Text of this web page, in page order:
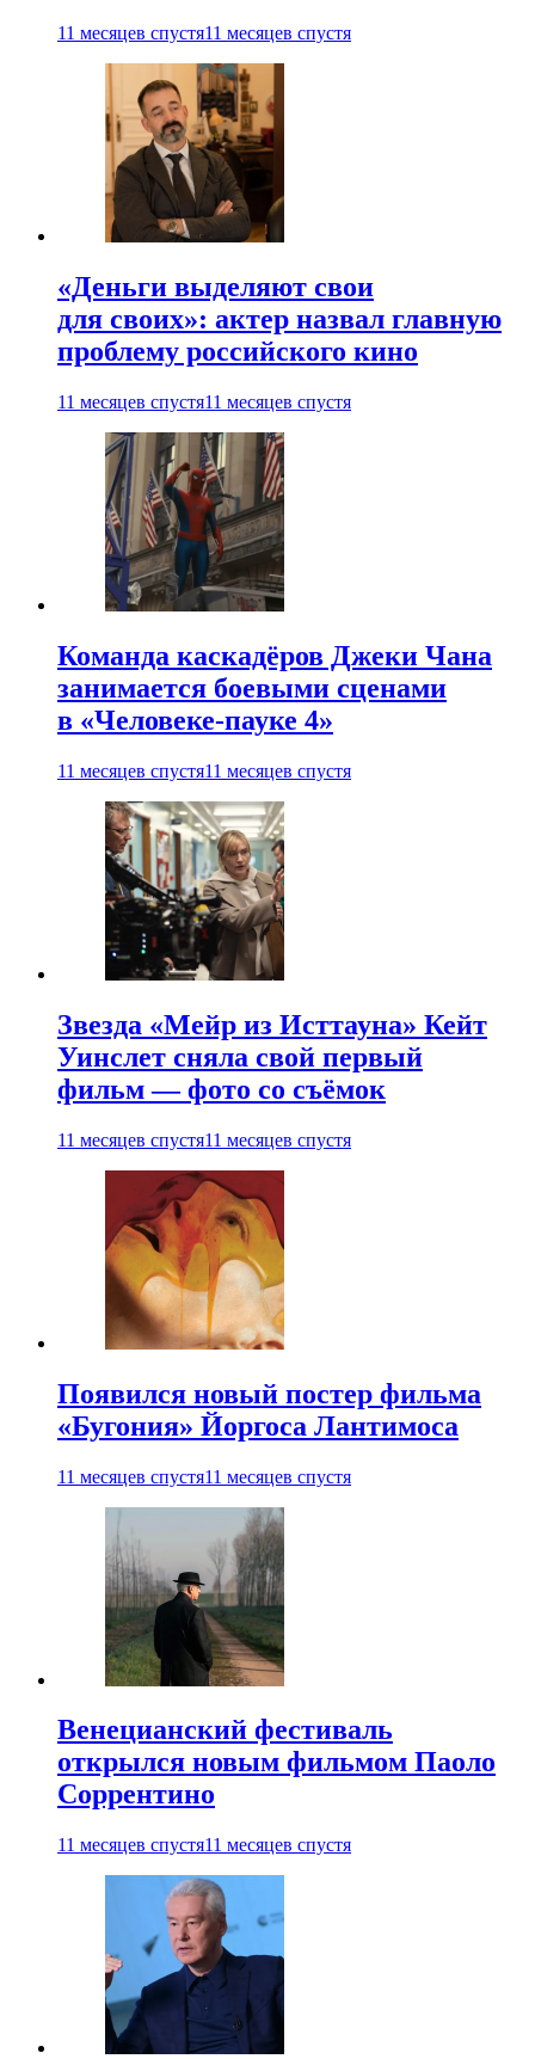
11 месяцев спустя11 месяцев спустя
«Деньги выделяют свои
для своих»: актер назвал главную
проблему российского кино
11 месяцев спустя11 месяцев спустя
Команда каскадёров Джеки Чана
занимается боевыми сценами
в «Человеке-пауке 4»
11 месяцев спустя11 месяцев спустя
Звезда «Мейр из Исттауна» Кейт
Уинслет сняла свой первый
фильм — фото со съёмок
11 месяцев спустя11 месяцев спустя
Появился новый постер фильма
«Бугония» Йоргоса Лантимоса
11 месяцев спустя11 месяцев спустя
Венецианский фестиваль
открылся новым фильмом Паоло
Соррентино
11 месяцев спустя11 месяцев спустя